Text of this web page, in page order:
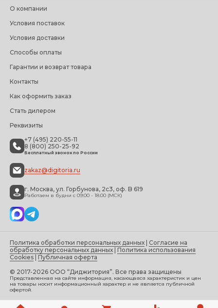
+7 (495) 220-55-11
8 (800) 250-25-92
Бесплатный звонок по России
zakaz@digitoria.ru
г. Москва, ул. Горбунова, 2с3, оф. B 619
Работаем в будни с 09:00 - 18:00 (МСК)
О компании
Условия поставок
Условия доставки
Способы оплаты
Гарантии и возврат товара
Контакты
Как оформить заказ
Стать дилером
Реквизиты
Политика обработки персональных данных
Согласие на
обработку персональных данных Политика использования
Cookies Публичная оферта
© 2017-2026 ООО “Диджитория”. Все права защищены
Представленная на сайте информация, касающаяся характеристик и цен
на товары носит информационный характер и не является публичной
офертой.